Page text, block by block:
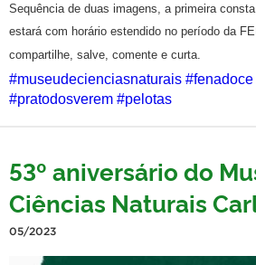
Sequência de duas imagens, a primeira
estará com horário estendido no período da
compartilhe, salve, comente e curta.
#museudecienciasnaturais #fenadoce
#pratodosverem #pelotas
53º aniversário do
Ciências Naturais
05/2023